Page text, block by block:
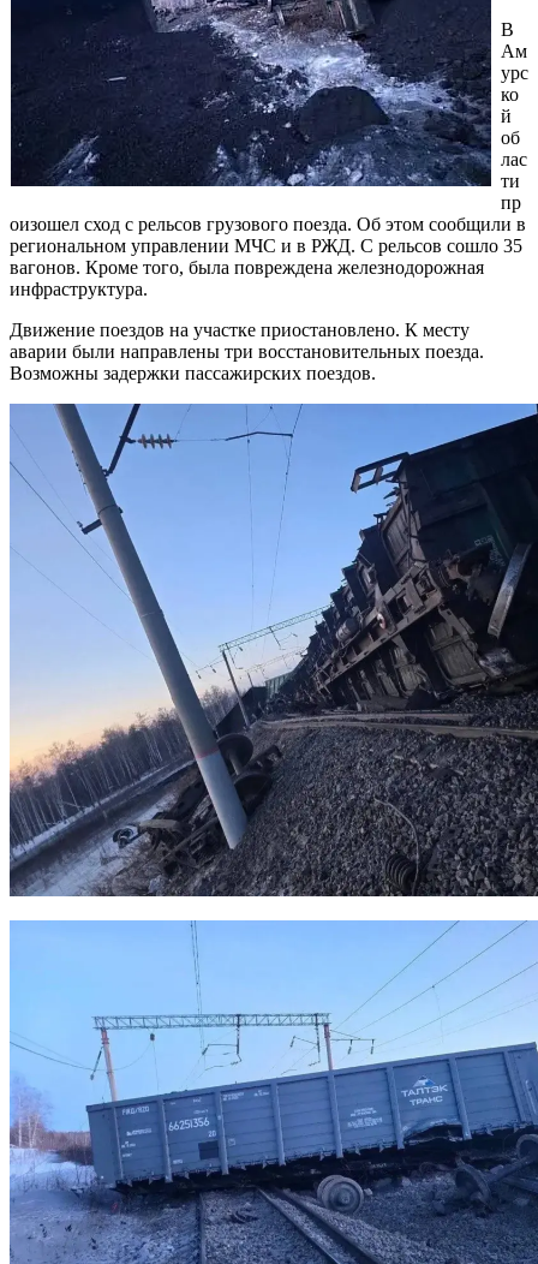
В
Ам
урс
ко
й
об
лас
ти
пр
оизошел сход с рельсов грузового поезда. Об этом сообщили в
региональном управлении МЧС и в РЖД. С рельсов сошло 35
вагонов. Кроме того, была повреждена железнодорожная
инфраструктура.
Движение поездов на участке приостановлено. К месту
аварии были направлены три восстановительных поезда.
Возможны задержки пассажирских поездов.